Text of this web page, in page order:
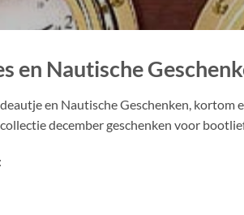
en Nautische
en Nautische Geschenken, kortom
december geschenken voor